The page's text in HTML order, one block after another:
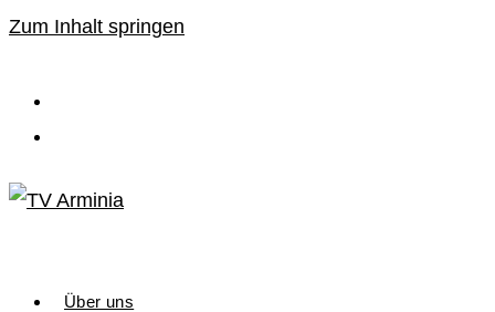
Zum Inhalt springen
Über uns